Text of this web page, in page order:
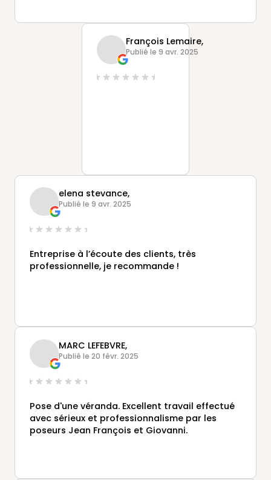
François Lemaire,
Publié le 9 avr. 2025
elena stevance,
Publié le 9 avr. 2025
Entreprise à l’écoute des clients, très
professionnelle, je recommande !
MARC LEFEBVRE,
Publié le 20 févr. 2025
Pose d'une véranda. Excellent travail effectué
avec sérieux et professionnalisme par les
poseurs Jean François et Giovanni.